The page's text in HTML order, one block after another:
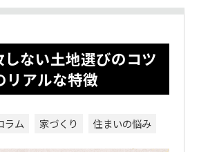
ない土地選びのコツ
リアルな特徴
ラム 家づくり 住まいの悩み